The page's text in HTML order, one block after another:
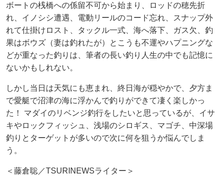
ボートの桟橋への係留不可から始まり、ロッドの穂先折
れ、イノシシ遭遇、電動リールのコード忘れ、スナップ外
れて仕掛けロスト、タックル一式、海へ落下、ガス欠、釣
果はボウズ（妻は釣れたが）とこうも不運やハプニングな
どが重なった釣りは、筆者の長い釣り人生の中でも記憶に
ないかもしれない。
しかし当日は天気にも恵まれ、終日海が穏やかで、夕方ま
で愛艇で沼津の海に浮かんで釣りができて凄く楽しかっ
た！ マダイのリベンジ釣行をしたいと思っているが、イサ
キやロックフィッシュ、浅場のシロギス、マゴチ、中深場
釣りとターゲットが多いので次に何を狙うか悩んでしま
う。
＜藤倉聡／TSURINEWSライター＞